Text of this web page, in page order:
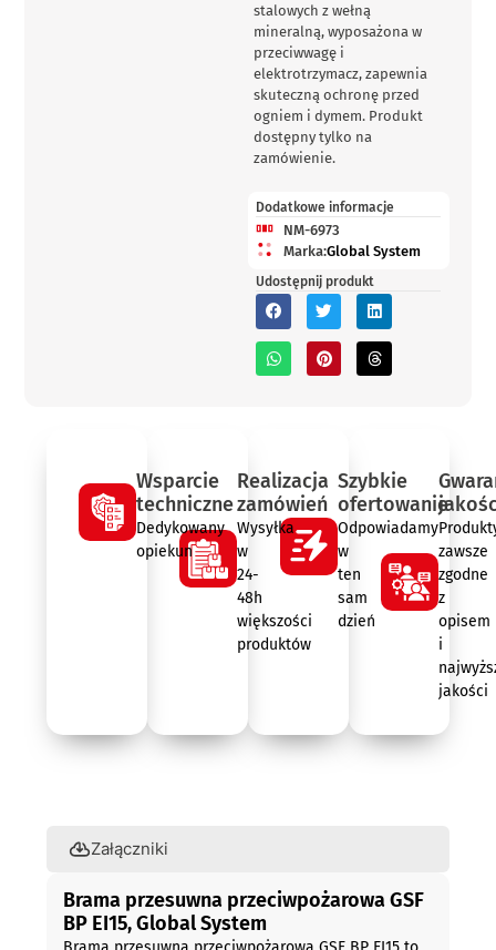
stalowych z wełną
mineralną, wyposażona w
przeciwwagę i
elektrotrzymacz, zapewnia
skuteczną ochronę przed
ogniem i dymem. Produkt
dostępny tylko na
zamówienie.
Dodatkowe informacje
NM-6973
Marka:Global System
Udostępnij produkt
Wsparcie
techniczne
Dedykowany
opiekun
Realizacja
zamówień
Wysyłka
w
24-
48h
większości
produktów
Szybkie
ofertowanie
Odpowiadamy
w
ten
sam
dzień
zawsze
zgodne
z
opisem
i
jakości
Załączniki
Brama przesuwna przeciwpożarowa GSF
BP EI15, Global System